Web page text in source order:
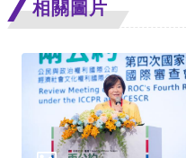
障
礙
相關圖片